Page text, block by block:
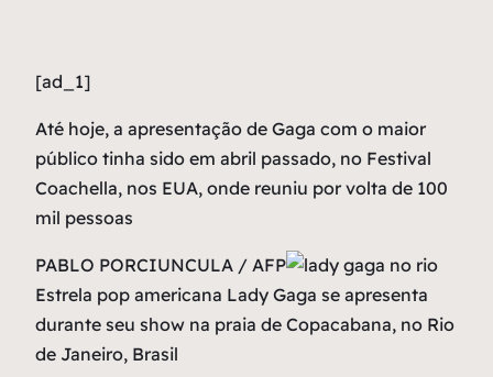
[ad_1]
Até hoje, a apresentação de Gaga com o maior
público tinha sido em abril passado, no Festival
Coachella, nos EUA, onde reuniu por volta de 100
mil pessoas
PABLO PORCIUNCULA / AFP
Estrela pop americana Lady Gaga se apresenta
durante seu show na praia de Copacabana, no Rio
de Janeiro, Brasil